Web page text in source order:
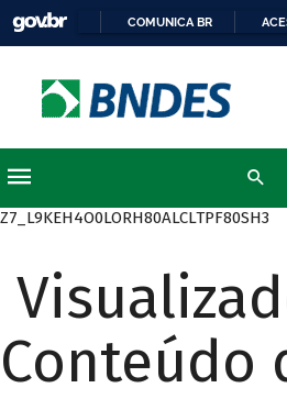
COMUNICA BR
Z7_L9KEH4O0LORH80ALCLTPF80SH3
Conteúdo